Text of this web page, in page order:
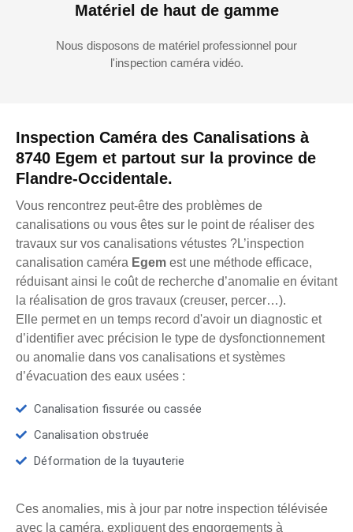
Inspection Caméra des Canalisations à
8740 Egem et partout sur la province de
Flandre-Occidentale.
Vous rencontrez peut-être des problèmes de
canalisations ou vous êtes sur le point de réaliser des
travaux sur vos canalisations vétustes ?L’inspection
canalisation caméra Egem est une méthode efficace,
réduisant ainsi le coût de recherche d’anomalie en évitant
la réalisation de gros travaux (creuser, percer…).
Elle permet en un temps record d'avoir un diagnostic et
d’identifier avec précision le type de dysfonctionnement
ou anomalie dans vos canalisations et systèmes
d’évacuation des eaux usées :
Canalisation fissurée ou cassée
Canalisation obstruée
Déformation de la tuyauterie
Ces anomalies, mis à jour par notre inspection télévisée
avec la caméra, expliquent des engorgements à
Matériel de haut de gamme
Nous disposons de matériel professionnel pour
l'inspection caméra vidéo.